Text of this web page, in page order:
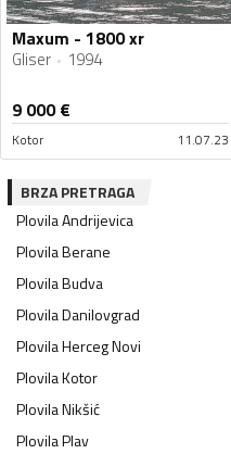
Maxum - 1800 xr
Gliser 1994
9 000€
Kotor 11.07.23
BRZA PRETRAGA
PlovilaAndrijevica
PlovilaBerane
PlovilaBudva
PlovilaDanilovgrad
PlovilaHerceg Novi
PlovilaKotor
PlovilaNikšić
PlovilaPlav